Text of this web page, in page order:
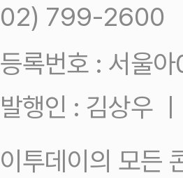
02) 799-2600
등록번호 : 서울
발행인 : 김상우
이투데이의 모든